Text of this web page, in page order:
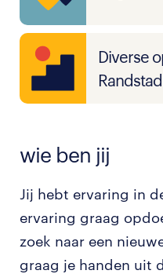
Diverse
wie ben jij
Jij hebt ervaring in
ervaring graag
zoek naar een
graag je handen uit